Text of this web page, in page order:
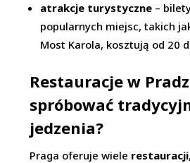
atrakcje turystyczne –
popularnych miejsc, takich
Most Karola, kosztują od 20
Restauracje w
spróbować
jedzenia?
Praga oferuje wiele restauracji